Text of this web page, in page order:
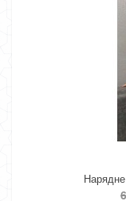
для дівчинки з велюру